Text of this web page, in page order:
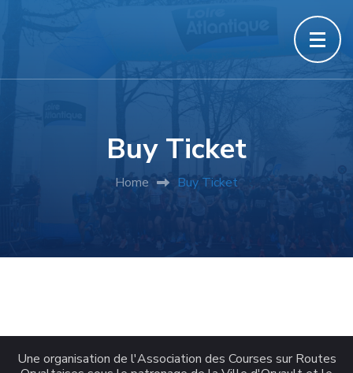
Buy Ticket
Home Buy Ticket
Une organisation de l'Association des Courses sur Routes